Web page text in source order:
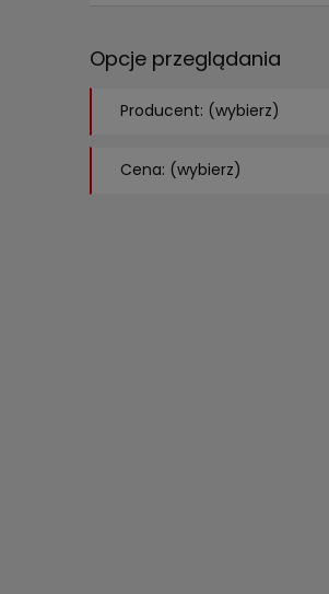
Opcje przeglądania
Producent: (wybierz)
Cena: (wybierz)